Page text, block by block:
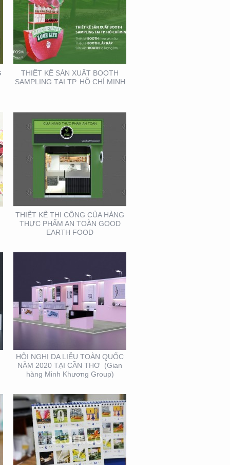
THIẾT KẾ SẢN XUẤT BOOTH
SAMPLING TẠI TP. HỒ CHÍ MINH
THIẾT KẾ THI CÔNG
CỦA HÀNG THỰC PHẨM
AN TOÀN GOOD EARTH
THIẾT KẾ THI CÔNG CỦA HÀNG
THỰC PHẨM AN TOÀN GOOD
EARTH FOOD
HỘI NGHỊ DA LIỄU
TOÀN QUỐC NĂM 2020
TẠI CẦN THƠ (GIAN
HÀNG MINH KHƯƠNG
GROUP)
HỘI NGHỊ DA LIỄU TOÀN QUỐC
NĂM 2020 TẠI CẦN THƠ (Gian
hàng Minh Khương Group)
THIẾT KẾ VÀ SẢN XUẤT
LỊCH FUBON
BOOTH TRIỂN LÃM
ACME (HỘI CHỢ VIFA)